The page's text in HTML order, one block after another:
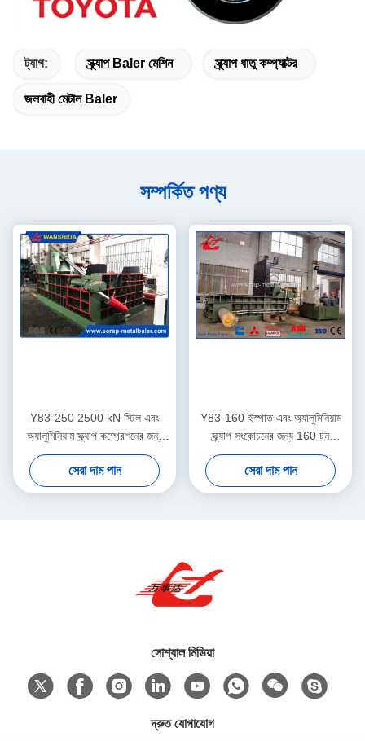
ট্যাগ: স্ক্র্যাপ Baler মেশিন স্ক্র্যাপ ধাতু কম্প্যাক্টর
জলবাহী মেটাল Baler
সম্পর্কিত পণ্য
Y83-250 2500 kN স্টিল এবং
অ্যালুমিনিয়াম স্ক্র্যাপ কম্প্রেশনের জন্য
হাইড্রোলিক স্ক্র্যাপ মেটাল ব্যালার
সেরা দাম পান
Y83-160 ইস্পাত এবং অ্যালুমিনিয়াম
স্ক্র্যাপ সংকোচনের জন্য 160 টন
হাইড্রোলিক মেটাল ব্যালার
সেরা দাম পান
সোশ্যাল মিডিয়া
দ্রুত যোগাযোগ